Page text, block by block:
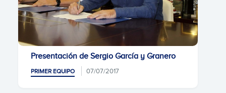
Presentación de Sergio García y Granero
PRIMER EQUIPO 07/07/2017